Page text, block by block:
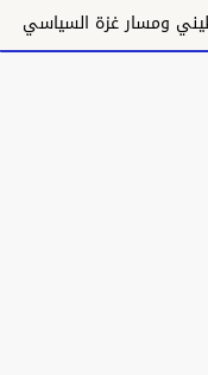
مكانة الغناء